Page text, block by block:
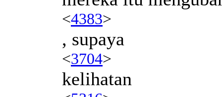
<4383>
, supaya
<3704>
kelihatan